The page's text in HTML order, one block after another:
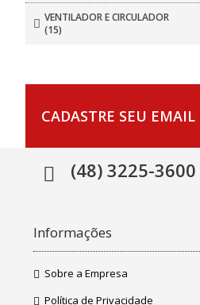
VENTILADOR E CIRCULADOR
(15)
CADASTRE SEU EMAIL
(48) 3225-3600
Informações
Sobre a Empresa
Política de Privacidade